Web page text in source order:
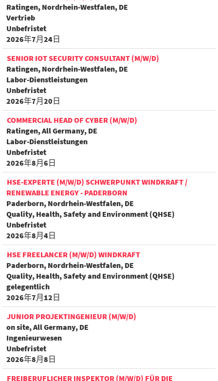
Ratingen, Nordrhein-Westfalen, DE
Vertrieb
Unbefristet
2026年7月24日
SENIOR IOT SECURITY CONSULTANT (M/W/D)
Ratingen, Nordrhein-Westfalen, DE
Labor-Dienstleistungen
Unbefristet
2026年7月20日
COMMERCIAL HEAD OF CYBER (M/W/D)
Ratingen, All Germany, DE
Labor-Dienstleistungen
Unbefristet
2026年8月6日
HSE-EXPERTE (M/W/D) SCHWERPUNKT WINDKRAFT /
RENEWABLE ENERGY - PADERBORN
Paderborn, Nordrhein-Westfalen, DE
Quality, Health, Safety and Environment (QHSE)
Unbefristet
2026年8月4日
HSE FREELANCER (M/W/D) WINDKRAFT
Paderborn, Nordrhein-Westfalen, DE
Quality, Health, Safety and Environment (QHSE)
gelegentlich
2026年7月12日
JUNIOR PROJEKTINGENIEUR (M/W/D)
on site, All Germany, DE
Ingenieurwesen
Unbefristet
2026年8月8日
FREIBERUFLICHER INSPEKTOR (M/W/D) FÜR DIE